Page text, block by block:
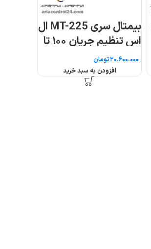
بیمتال سری MT-225 ال
اس تنظیم جریان ۱۰۰ تا
۱۶۰
تومان
افزودن به سبد خرید